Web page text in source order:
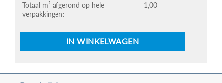
Totaal m² afgerond op hele
verpakkingen
1,00
IN WINKELWAGEN